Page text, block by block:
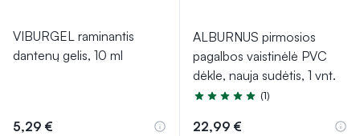
VIBURGEL raminantis
dantenų gelis, 10 ml
5,29 €
ALBURNUS pirmosios
pagalbos vaistinėlė PVC
dėkle, nauja sudėtis, 1 vnt.
Įvertinimas 5.0 iš 5
(1)
22,99 €